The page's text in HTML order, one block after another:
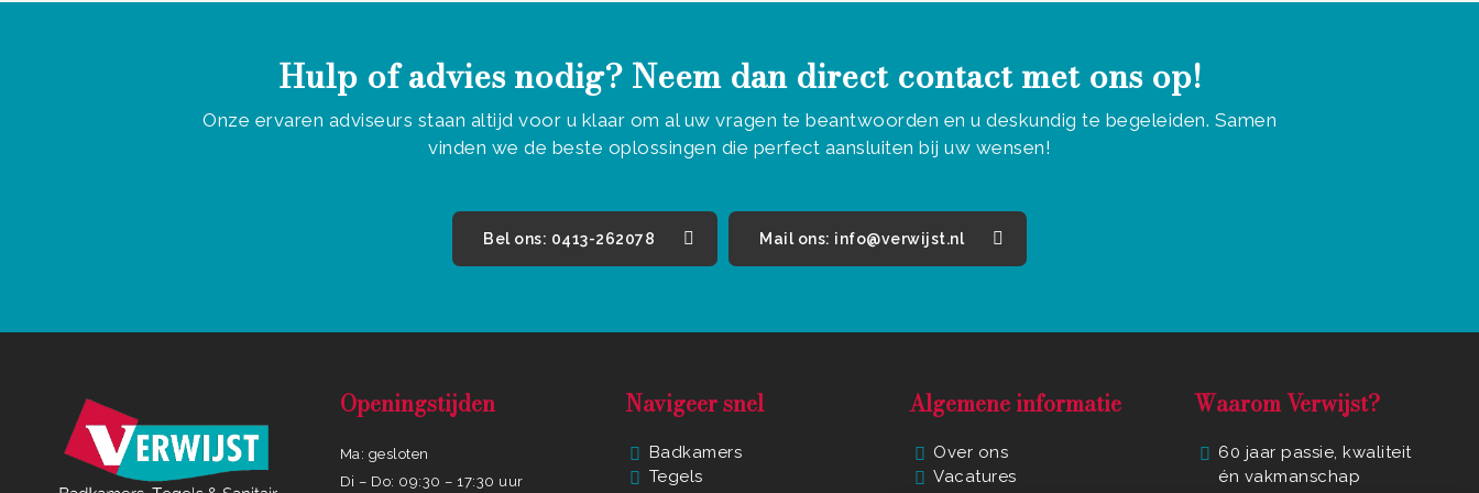
Hulp of advies nodig? Neem dan direct contact met ons op!
Onze ervaren adviseurs staan altijd voor u klaar om al uw vragen te beantwoorden en u deskundig te begeleiden. Samen
vinden we de beste oplossingen die perfect aansluiten bij uw wensen!
Bel ons: 0413-262078 Mail ons: info@verwijst.nl
Openingstijden
Ma: gesloten
Di – Do: 09:30 – 17:30 uur
Navigeer snel
Badkamers
Tegels
Algemene informatie
Over ons
Vacatures
Waarom Verwijst?
60 jaar passie, kwaliteit
én vakmanschap